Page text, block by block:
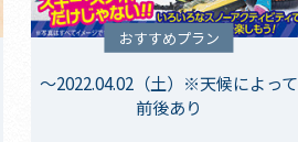
おすすめプラン
～2022.04.02（土）※天候によって
前後あり